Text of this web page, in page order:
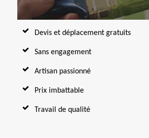
Devis et déplacement gratuits
Sans engagement
Artisan passionné
Prix imbattable
Travail de qualité